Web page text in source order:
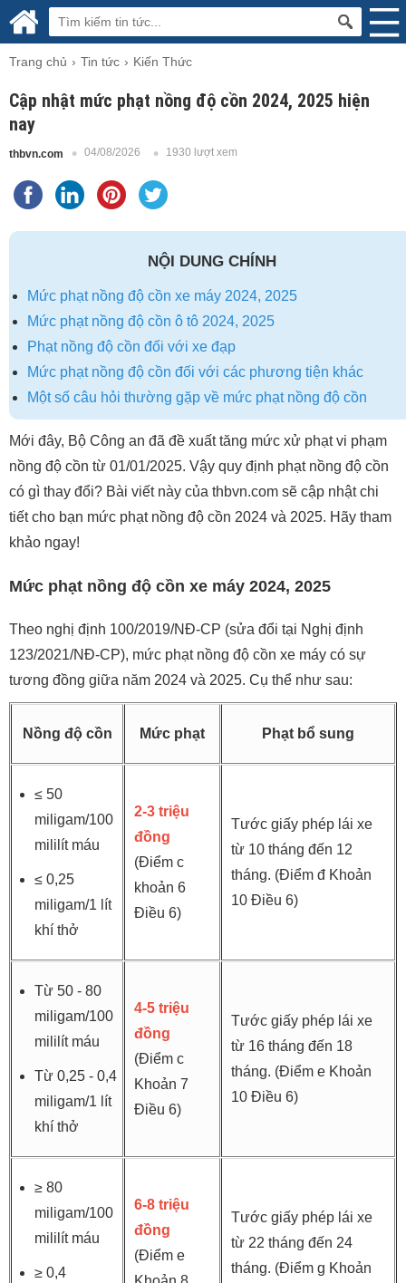
Trang chủ Tin tức Kiến Thức
Cập nhật mức phạt nồng độ cồn 2024, 2025 hiện
nay
thbvn.com 04/08/2026 1930 lượt xem
NỘI DUNG CHÍNH
Mức phạt nồng độ cồn xe máy 2024, 2025
Mức phạt nồng độ cồn ô tô 2024, 2025
Phạt nồng độ cồn đối với xe đạp
Mức phạt nồng độ cồn đối với các phương tiện khác
Một số câu hỏi thường gặp về mức phạt nồng độ cồn
Mới đây, Bộ Công an đã đề xuất tăng mức xử phạt vi phạm
nồng độ cồn từ 01/01/2025. Vậy quy định phạt nồng độ cồn
có gì thay đổi? Bài viết này của thbvn.com sẽ cập nhật chi
tiết cho bạn mức phạt nồng độ cồn 2024 và 2025. Hãy tham
khảo ngay!
Mức phạt nồng độ cồn xe máy 2024, 2025
Theo nghị định 100/2019/NĐ-CP (sửa đổi tại Nghị định
123/2021/NĐ-CP), mức phạt nồng độ cồn xe máy có sự
tương đồng giữa năm 2024 và 2025. Cụ thể như sau:
Nồng độ cồn Mức phạt Phạt bổ sung
≤ 50
miligam/100
mililít máu
≤ 0,25
miligam/1 lít
khí thở
2-3 triệu
đồng
(Điểm c
khoản 6
Điều 6)
Tước giấy phép lái xe
từ 10 tháng đến 12
tháng. (Điểm đ Khoản
10 Điều 6)
Từ 50 - 80
miligam/100
mililít máu
Từ 0,25 - 0,4
miligam/1 lít
khí thở
4-5 triệu
đồng
(Điểm c
Khoản 7
Điều 6)
Tước giấy phép lái xe
từ 16 tháng đến 18
tháng. (Điểm e Khoản
10 Điều 6)
≥ 80
miligam/100
mililít máu
≥ 0,4
6-8 triệu
đồng
(Điểm e
Tước giấy phép lái xe
từ 22 tháng đến 24
tháng. (Điểm g Khoản